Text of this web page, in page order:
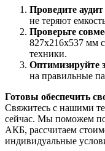
Проведите
не теряют
Проверьте
827x216x537 мм
техники.
Оптимизируйте
на правильные
Готовы обеспечить
Свяжитесь с нашими
сейчас. Мы поможем
АКБ, рассчитаем
индивидуальные